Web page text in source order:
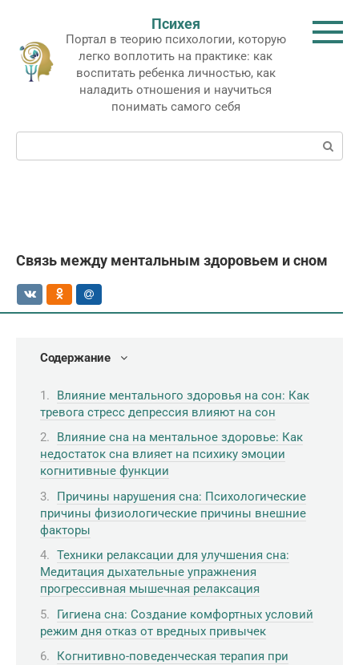
контенту
Психея
Портал в теорию психологии, которую
легко воплотить на практике: как
воспитать ребенка личностью, как
наладить отношения и научиться
понимать самого себя
Поиск:
Связь между ментальным здоровьем и сном
Содержание
Влияние ментального здоровья на сон: Как
тревога стресс депрессия влияют на сон
Влияние сна на ментальное здоровье: Как
недостаток сна влияет на психику эмоции
когнитивные функции
Причины нарушения сна: Психологические
причины физиологические причины внешние
факторы
Техники релаксации для улучшения сна:
Медитация дыхательные упражнения
прогрессивная мышечная релаксация
Гигиена сна: Создание комфортных условий
режим дня отказ от вредных привычек
Когнитивно-поведенческая терапия при